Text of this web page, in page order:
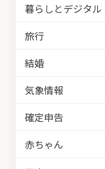
暮らしとデジタル
旅行
結婚
気象情報
確定申告
赤ちゃん